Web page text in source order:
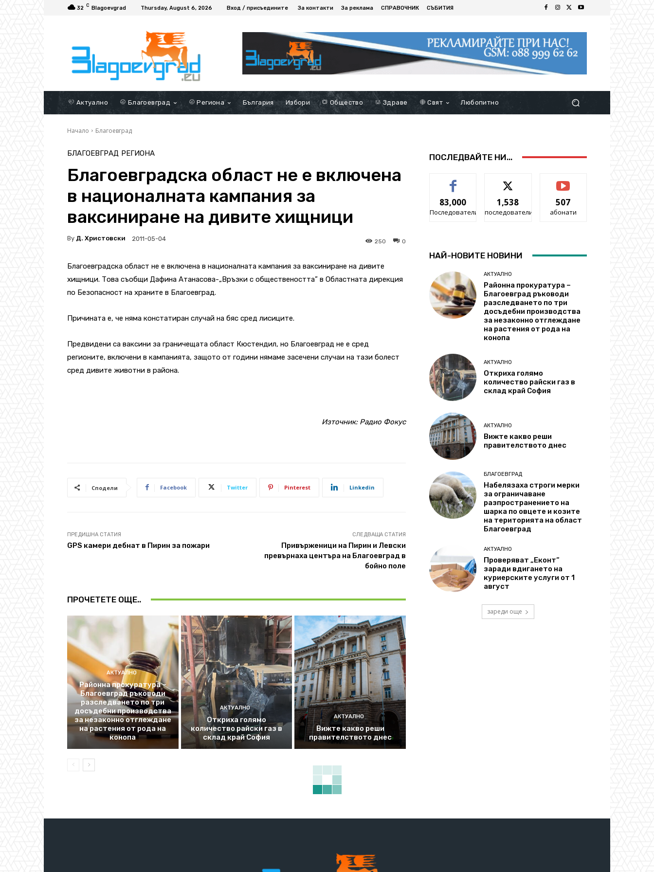
32 C Blagoevgrad Thursday, August 6, 2026 Вход / присъедините За контакти За реклама СПРАВОЧНИК СЪБИТИЯ
Актуално Благоевград Региона България Избори Общество Здраве Свят Любопитно
Начало Благоевград
БЛАГОЕВГРАД РЕГИОНА
Благоевградска област не е включена
в националната кампания за
ваксиниране на дивите хищници
By Д. Христовски 2011-05-04 0
250
Благоевградска област не е включена в националната кампания за ваксиниране на дивите
хищници. Това съобщи Дафина Атанасова-„Връзки с обществеността” в Областната дирекция
по Безопасност на храните в Благоевград.
Причината е, че няма констатиран случай на бяс сред лисиците.
Предвидени са ваксини за граничещата област Кюстендил, но Благоевград не е сред
регионите, включени в кампанията, защото от години нямаме засечени случаи на тази болест
сред дивите животни в района.
Източник: Радио Фокус
Сподели Facebook Twitter Pinterest Linkedin
ПРЕДИШНА СТАТИЯ
GPS камери дебнат в Пирин за пожари
СЛЕДВАЩА СТАТИЯ
Привърженици на Пирин и Левски
превърнаха центъра на Благоевград в
бойно поле
ПРОЧЕТЕТЕ ОЩЕ..
АКТУАЛНО
Районна прокуратура –
Благоевград ръководи
разследването по три
досъдебни производства
за незаконно отглеждане
на растения от рода на
конопа
АКТУАЛНО
Откриха голямо
количество райски газ в
склад край София
АКТУАЛНО
Вижте какво реши
правителството днес
ПОСЛЕДВАЙТЕ НИ...
83,000
Последователи
1,538
последователи
507
абонати
НАЙ-НОВИТЕ НОВИНИ
АКТУАЛНО
Районна прокуратура –
Благоевград ръководи
разследването по три
досъдебни производства
за незаконно отглеждане
на растения от рода на
конопа
АКТУАЛНО
Откриха голямо
количество райски газ в
склад край София
АКТУАЛНО
Вижте какво реши
правителството днес
БЛАГОЕВГРАД
Набелязаха строги мерки
за ограничаване
разпространението на
шарка по овцете и козите
на територията на област
Благоевград
АКТУАЛНО
Проверяват „Еконт“
заради вдигането на
куриерските услуги от 1
август
зареди още